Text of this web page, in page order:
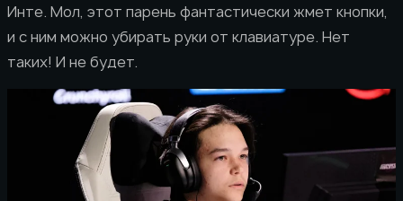
Инте. Мол, этот парень фантастически жмет кнопки,
и с ним можно убирать руки от клавиатуре. Нет
таких! И не будет.